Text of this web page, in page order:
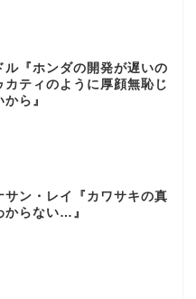
ル『ホンダの開発が遅いの
カティのように厚顔無恥じ
ら』
サン・レイ『カワサキの真
からない…』